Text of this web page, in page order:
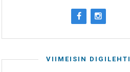
VIIMEISIN DIGILEHTI